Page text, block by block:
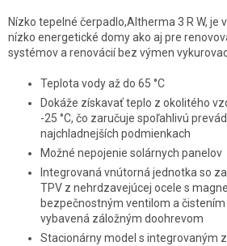
Nízko tepelné čerpadlo,Altherma 3 R W, je
nízko energetické domy ako aj pre
systémov a renovácií bez výmen
Teplota vody až do 65 °C
Dokáže získavať teplo z okolitého
-25 °C, čo zaručuje spoľahlivú
najchladnejších podmienkach
Možné nepojenie solárnych panelov
Integrovaná vnútorná jednotka so
TPV z nehrdzavejúcej ocele s
bezpečnostným ventilom a čistením
vybavená záložným doohrevom
Stacionárny model s integrovaným